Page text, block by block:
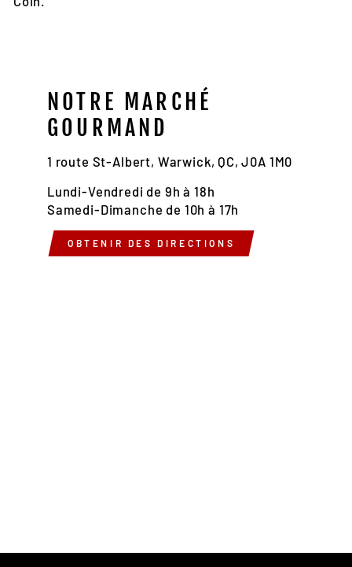
NOTRE MARCHÉ
GOURMAND
1 route St-Albert, Warwick, QC, J0A 1M0
Lundi-Vendredi de 9h à 18h
Samedi-Dimanche de 10h à 17h
OBTENIR DES DIRECTIONS